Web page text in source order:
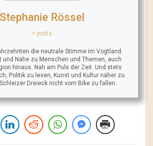
Stephanie Rössel
+ posts
die neutrale Stimme im Vogtland.
und Nähe zu Menschen und Themen, auch
hinaus. Nah am Puls der Zeit. Und stets
Politik zu lesen, Kunst und Kultur näher zu
Dreieck nicht vom Bike zu fallen.